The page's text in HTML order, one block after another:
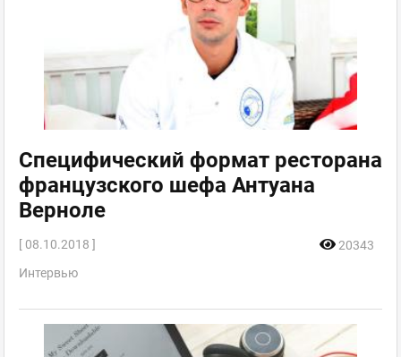
Специфический формат ресторана
французского шефа Антуана
Верноле
[ 08.10.2018 ]
20343
Интервью